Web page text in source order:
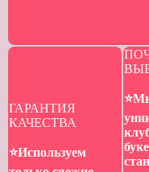
ГАРАНТИЯ
КАЧЕСТВА
⭐️Используем